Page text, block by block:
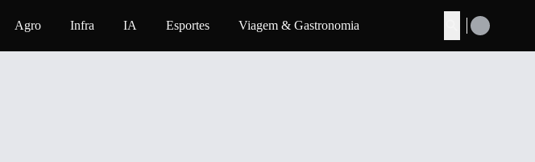
Buscar
Agro Infra IA Esportes Viagem & Gastronomia